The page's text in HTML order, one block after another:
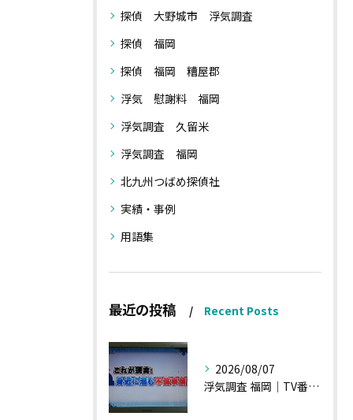
探偵 大野城市 浮気調査
探偵 福岡
探偵 福岡 糟屋郡
浮気 慰謝料 福岡
浮気調査 久留米
浮気調査 福岡
北九州つばめ探偵社
実績・事例
用語集
最近の投稿 Recent Posts
2026/08/07
浮気調査 福岡｜TV番組15分間の特集の時のお話①